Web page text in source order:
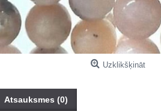
Uzklikšķināt
Atsauksmes (0)